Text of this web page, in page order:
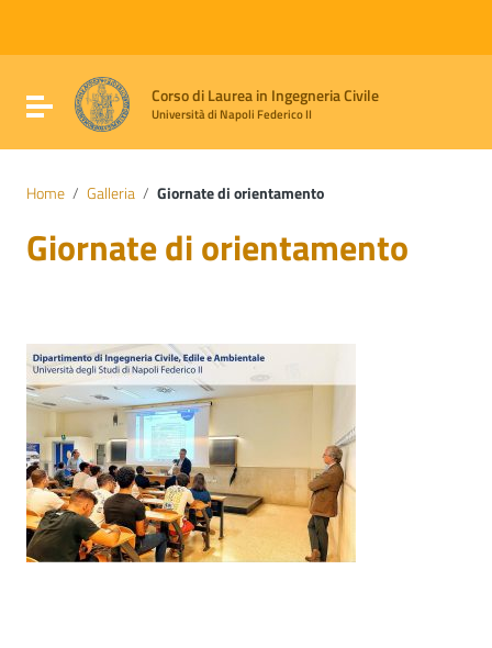
Vai al footer
Attiva / disattiva la navigazione
Corso di Laurea in Ingegneria Civile
Università di Napoli Federico II
Home / Galleria / Giornate di orientamento
Giornate di orientamento